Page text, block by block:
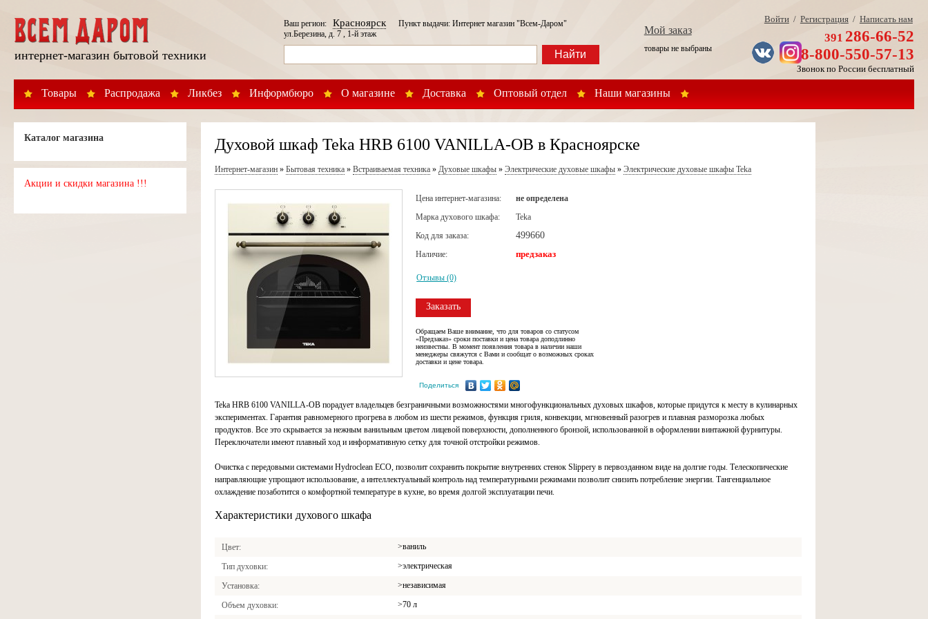
интернет-магазин бытовой техники
Товары Распродажа Ликбез Информбюро О магазине Доставка Оптовый отдел Наши магазины
Ваш регион:КрасноярскПункт выдачи: Интернет магазин "Всем-Даром"
ул.Березина, д. 7 , 1-й этаж
Найти
Мой заказ
товары не выбраны
Войти/ Регистрация/ Написать нам
391 286-66-52
8-800-550-57-13
Звонок по России бесплатный
Каталог магазина
Акции и скидки магазина !!!
Духовой шкаф Teka HRB 6100 VANILLA-OB в Красноярске
Интернет-магазин »Бытовая техника »Встраиваемая техника »Духовые шкафы »Электрические духовые шкафы »Электрические духовые шкафы Teka
Цена интернет-магазина:
не определена
Марка духового шкафа:
Teka
Код для заказа:
499660
Наличие: предзаказ
Отзывы (0)
Заказать
Обращаем Ваше внимание, что для товаров со статусом
«Предзаказ» сроки поставки и цена товара доподлинно
неизвестны. В момент появления товара в наличии наши
менеджеры свяжутся с Вами и сообщат о возможных сроках
доставки и цене товара.
Поделиться
Teka HRB 6100 VANILLA-OB порадует владельцев безграничными возможностями многофункциональных духовых шкафов, которые придутся к месту в кулинарных
экспериментах. Гарантия равномерного прогрева в любом из шести режимов, функция гриля, конвекции, мгновенный разогрев и плавная разморозка любых
продуктов. Все это скрывается за нежным ванильным цветом лицевой поверхности, дополненного бронзой, использованной в оформлении винтажной фурнитуры.
Переключатели имеют плавный ход и информативную сетку для точной отстройки режимов.
Очистка с передовыми системами Hydroclean ECO, позволит сохранить покрытие внутренних стенок Slippery в первозданном виде на долгие годы. Телескопические
направляющие упрощают использование, а интеллектуальный контроль над температурными режимами позволит снизить потребление энергии. Тангенциальное
охлаждение позаботится о комфортной температуре в кухне, во время долгой эксплуатации печи.
Характеристики духового шкафа
Цвет >ваниль
Тип духовки >электрическая
Установка >независимая
Объем духовки >70 л